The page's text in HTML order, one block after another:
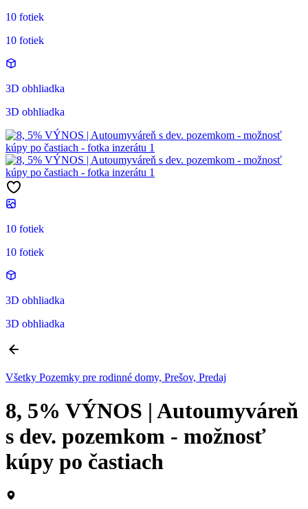
10 fotiek
10 fotiek
3D obhliadka
3D obhliadka
10 fotiek
10 fotiek
3D obhliadka
3D obhliadka
Všetky Pozemky pre rodinné domy, Prešov, Predaj
8, 5% VÝNOS | Autoumyváreň
s dev. pozemkom - možnosť
kúpy po častiach